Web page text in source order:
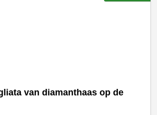
van diamanthaas op de